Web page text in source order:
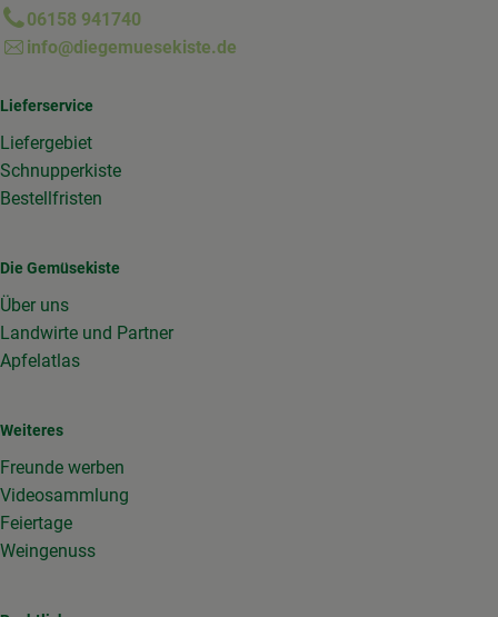
06158 941740
info@diegemuesekiste.de
Lieferservice
Liefergebiet
Schnupperkiste
Bestellfristen
Die Gemüsekiste
Über uns
Landwirte und Partner
Apfelatlas
Weiteres
Freunde werben
Videosammlung
Feiertage
Weingenuss